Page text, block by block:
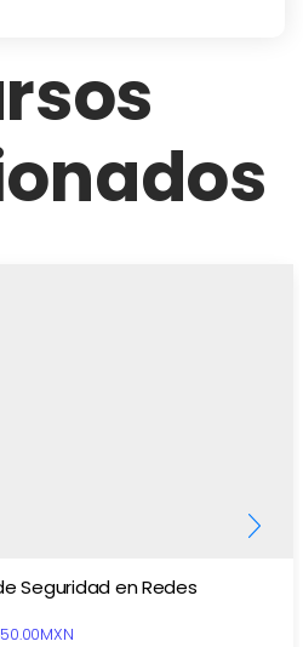
Seguridad en Redes
MXN